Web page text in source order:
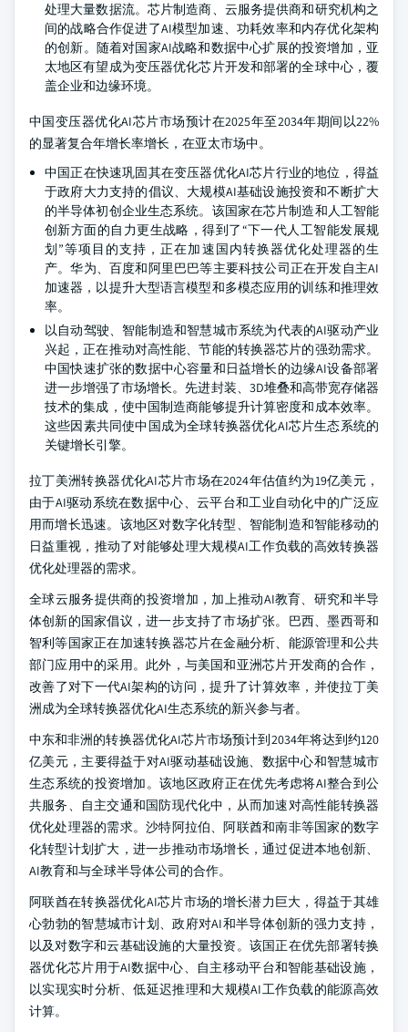
处理大量数据流。芯片制造商、云服务提供商和研究机构之
间的战略合作促进了AI模型加速、功耗效率和内存优化架构
的创新。随着对国家AI战略和数据中心扩展的投资增加，亚
太地区有望成为变压器优化芯片开发和部署的全球中心，覆
盖企业和边缘环境。
中国变压器优化AI芯片市场预计在2025年至2034年期间以22%
的显著复合年增长率增长，在亚太市场中。
中国正在快速巩固其在变压器优化AI芯片行业的地位，得益
于政府大力支持的倡议、大规模AI基础设施投资和不断扩大
的半导体初创企业生态系统。该国家在芯片制造和人工智能
创新方面的自力更生战略，得到了“下一代人工智能发展规
划”等项目的支持，正在加速国内转换器优化处理器的生
产。华为、百度和阿里巴巴等主要科技公司正在开发自主AI
加速器，以提升大型语言模型和多模态应用的训练和推理效
率。
以自动驾驶、智能制造和智慧城市系统为代表的AI驱动产业
兴起，正在推动对高性能、节能的转换器芯片的强劲需求。
中国快速扩张的数据中心容量和日益增长的边缘AI设备部署
进一步增强了市场增长。先进封装、3D堆叠和高带宽存储器
技术的集成，使中国制造商能够提升计算密度和成本效率。
这些因素共同使中国成为全球转换器优化AI芯片生态系统的
关键增长引擎。
拉丁美洲转换器优化AI芯片市场在2024年估值约为19亿美元，
由于AI驱动系统在数据中心、云平台和工业自动化中的广泛应
用而增长迅速。该地区对数字化转型、智能制造和智能移动的
日益重视，推动了对能够处理大规模AI工作负载的高效转换器
优化处理器的需求。
全球云服务提供商的投资增加，加上推动AI教育、研究和半导
体创新的国家倡议，进一步支持了市场扩张。巴西、墨西哥和
智利等国家正在加速转换器芯片在金融分析、能源管理和公共
部门应用中的采用。此外，与美国和亚洲芯片开发商的合作，
改善了对下一代AI架构的访问，提升了计算效率，并使拉丁美
洲成为全球转换器优化AI生态系统的新兴参与者。
中东和非洲的转换器优化AI芯片市场预计到2034年将达到约120
亿美元，主要得益于对AI驱动基础设施、数据中心和智慧城市
生态系统的投资增加。该地区政府正在优先考虑将AI整合到公
共服务、自主交通和国防现代化中，从而加速对高性能转换器
优化处理器的需求。沙特阿拉伯、阿联酋和南非等国家的数字
化转型计划扩大，进一步推动市场增长，通过促进本地创新、
AI教育和与全球半导体公司的合作。
阿联酋在转换器优化AI芯片市场的增长潜力巨大，得益于其雄
心勃勃的智慧城市计划、政府对AI和半导体创新的强力支持，
以及对数字和云基础设施的大量投资。该国正在优先部署转换
器优化芯片用于AI数据中心、自主移动平台和智能基础设施，
以实现实时分析、低延迟推理和大规模AI工作负载的能源高效
计算。